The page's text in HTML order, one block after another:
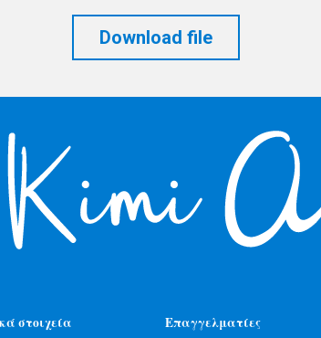
Download file
στοιχεία Επαγγελματίες